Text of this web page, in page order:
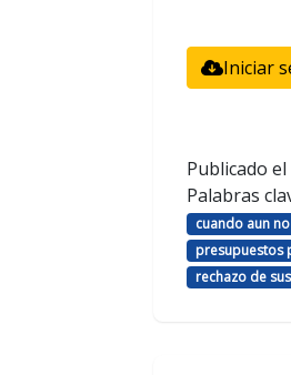
Iniciar
Publicado el
Palabras
cuando aun
presupuestos
rechazo de